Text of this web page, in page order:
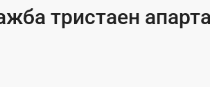
тристаен